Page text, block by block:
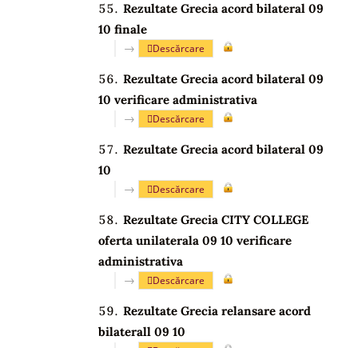
Rezultate Grecia acord bilateral 09
10 finale
→ Descărcare
Rezultate Grecia acord bilateral 09
10 verificare administrativa
→ Descărcare
Rezultate Grecia acord bilateral 09
10
→ Descărcare
Rezultate Grecia CITY COLLEGE
oferta unilaterala 09 10 verificare
administrativa
→ Descărcare
Rezultate Grecia relansare acord
bilaterall 09 10